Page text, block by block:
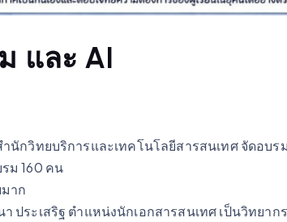
และ AI
ำนักวิทยบริการและเทคโนโลยีสารสนเทศ จัดอ
ม 160 คน
าก
ระเสริฐ ตำแหน่งนักเอกสารสนเทศ เป็นวิทยาก